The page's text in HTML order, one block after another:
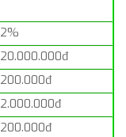
2%
20.000.000đ
200.000đ
2.000.000đ
200.000đ